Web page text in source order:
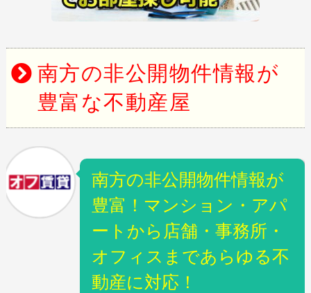
南方の非公開物件情報が
豊富な不動産屋
南方の非公開物件情報が
豊富！マンション・アパ
ートから店舗・事務所・
オフィスまであらゆる不
動産に対応！